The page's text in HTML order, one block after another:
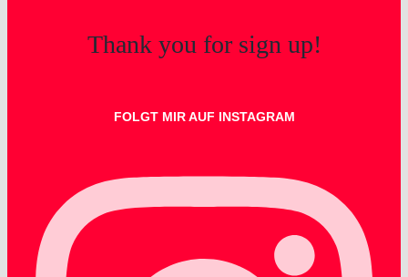
Thank you for sign up!
FOLGT MIR AUF INSTAGRAM